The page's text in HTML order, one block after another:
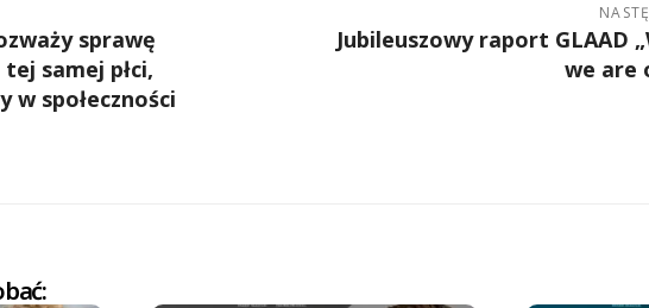
sprawę
samej płci,
w społeczności
Jubileuszowy raport GLAAD
we are